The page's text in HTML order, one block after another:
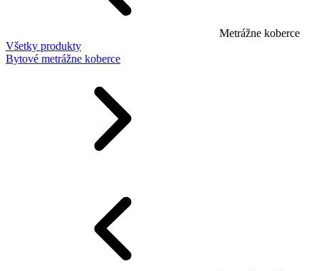
Metrážne koberce
Všetky produkty
Bytové metrážne koberce